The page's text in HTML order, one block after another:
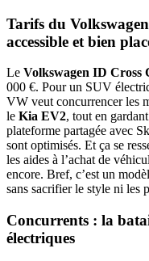
Tarifs du
accessible et bien
Le Volkswagen ID Cross
000 €. Pour un SUV
VW veut concurrencer les
le Kia EV2, tout en
plateforme partagée avec
sont optimisés. Et ça se
les aides à l’achat de
encore. Bref, c’est un
sans sacrifier le style ni les
Concurrents : la
électriques